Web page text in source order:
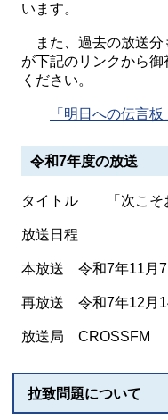
います。
また、過去の放送分
が下記のリンクから
ください。
「明日への伝言
令和7年度の放送
タイトル 「次こそ
放送日程
本放送 令和7年11月7
再放送 令和7年12月
放送局 CROSSFM
拉致問題について